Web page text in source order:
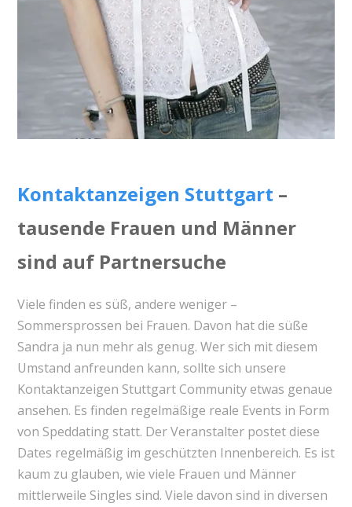
Kontaktanzeigen Stuttgart –
tausende Frauen und Männer
sind auf Partnersuche
Viele finden es süß, andere weniger –
Sommersprossen bei Frauen. Davon hat die süße
Sandra ja nun mehr als genug. Wer sich mit diesem
Umstand anfreunden kann, sollte sich unsere
Kontaktanzeigen Stuttgart Community etwas genaue
ansehen. Es finden regelmäßige reale Events in Form
von Speddating statt. Der Veranstalter postet diese
Dates regelmäßig im geschützten Innenbereich. Es ist
kaum zu glauben, wie viele Frauen und Männer
mittlerweile Singles sind. Viele davon sind in diversen